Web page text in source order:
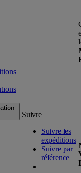
Suivre
Suivre les
expéditions
Suivre par
référence